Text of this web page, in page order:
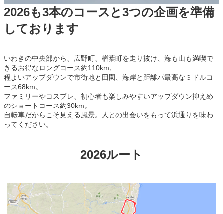
2026も3本のコースと3つの企画を準備
しております
いわきの中央部から、広野町、楢葉町を走り抜け、海も山も満喫で
きるお得なロングコース約110km。
程よいアップダウンで市街地と田園、海岸と距離パ最高なミドルコ
ース68km。
ファミリーやコスプレ、初心者も楽しみやすいアップダウン抑えめ
のショートコース約30km。
自転車だからこそ見える風景。人との出会いをもって浜通りを味わ
ってください。
2026ルート